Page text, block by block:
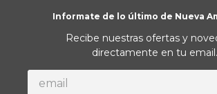
Informate de lo último de Nueva
Recibe nuestras ofertas y
directamente en tu email.